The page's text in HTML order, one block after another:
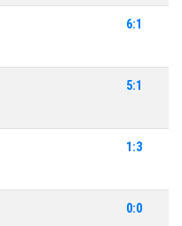
6:1
5:1
1:3
0:0